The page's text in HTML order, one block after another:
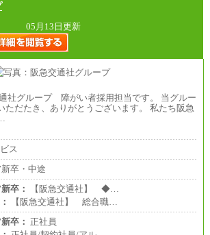
05月13日更新
社グループ 障がい者採用担当です。 当グルー
ただたき、ありがとうございます。 私たち阪急
ス
卒・中途
卒：
【阪急交通社】 ◆…
【阪急交通社】 総合職…
卒： 正社員